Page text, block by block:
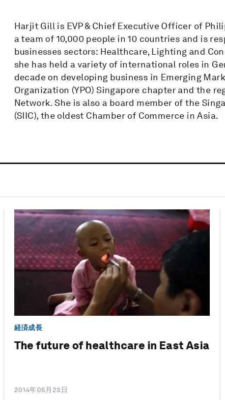
Harjit Gill is EVP & Chief Executive Officer of
a team of 10,000 people in 10 countries and is
businesses sectors: Healthcare, Lighting and
she has held a variety of international roles in
decade on developing business in Emerging
Organization (YPO) Singapore chapter and the
Network. She is also a board member of the
(SIIC), the oldest Chamber of Commerce in Asia.
経済成長
The future of healthcare in East Asia
2014年05月23日